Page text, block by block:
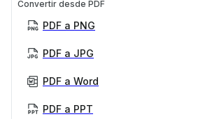
Convertir desde PDF
PDF a PNG
PDF a JPG
PDF a Word
PDF a PPT